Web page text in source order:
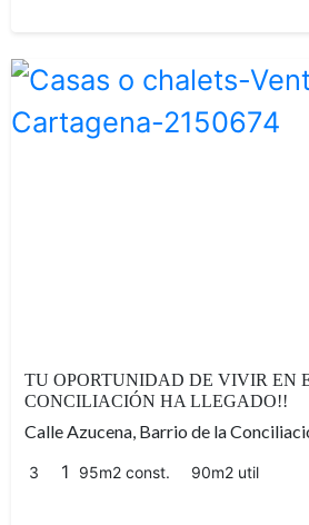
parcialmente
TU OPORTUNIDAD DE VIVIR EN
CONCILIACIÓN HA LLEGADO!!
Calle Azucena, Barrio de la
3 1 95m2 const. 90m2 util